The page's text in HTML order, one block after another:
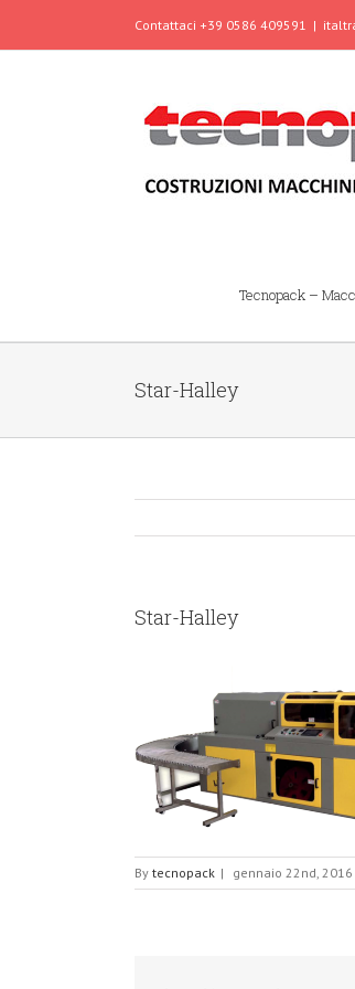
Contattaci +39 0586 409591 |
Tecnopack –
Star-Halley
Star-Halley
By tecnopack | gennaio 22nd, 2016